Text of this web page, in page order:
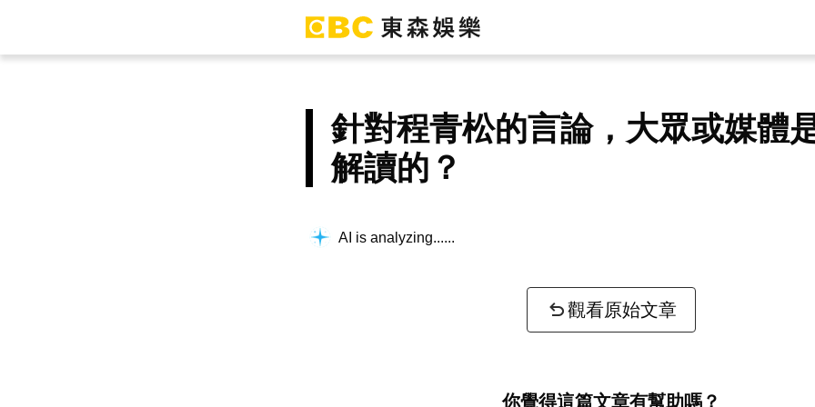
針對程青松的言論，大眾或媒體
解讀的？
AI is analyzing...
觀看原始文章
你覺得這篇文章有幫助嗎？